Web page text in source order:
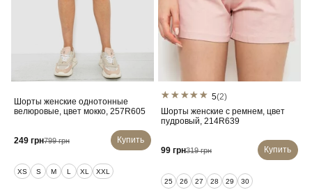
Шорты женские однотонные
велюровые, цвет мокко, 257R605
249 грн799 грн Купить
XS S M L XL XXL
5(2)
Шорты женские с ремнем, цвет
пудровый, 214R639
99 грн319 грн Купить
25 26 27 28 29 30